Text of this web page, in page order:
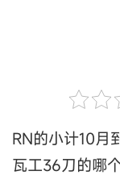
RN的小计10月
瓦工36刀的哪